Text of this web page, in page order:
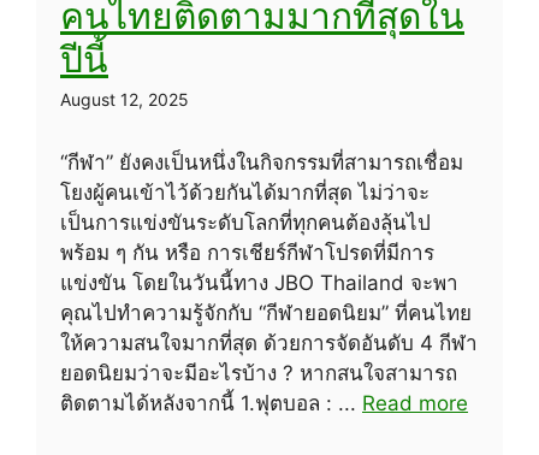
คนไทยติดตามมากที่สุดใน
ปีนี้
August 12, 2025
“กีฬา” ยังคงเป็นหนึ่งในกิจกรรมที่สามารถเชื่อม
โยงผู้คนเข้าไว้ด้วยกันได้มากที่สุด ไม่ว่าจะ
เป็นการแข่งขันระดับโลกที่ทุกคนต้องลุ้นไป
พร้อม ๆ กัน หรือ การเชียร์กีฬาโปรดที่มีการ
แข่งขัน โดยในวันนี้ทาง JBO Thailand จะพา
คุณไปทำความรู้จักกับ “กีฬายอดนิยม” ที่คนไทย
ให้ความสนใจมากที่สุด ด้วยการจัดอันดับ 4 กีฬา
ยอดนิยมว่าจะมีอะไรบ้าง ? หากสนใจสามารถ
ติดตามได้หลังจากนี้ 1.ฟุตบอล : ... Read more